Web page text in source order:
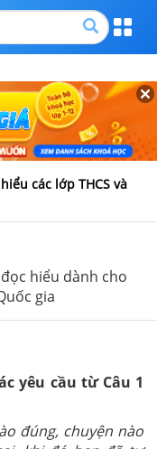
các lớp THCS và
hiểu dành cho
gia
yêu cầu từ Câu 1
đúng, chuyện nào